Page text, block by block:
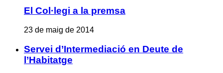
El Col·legi a la premsa
23 de maig de 2014
Servei d’Intermediació en Deute de
l’Habitatge